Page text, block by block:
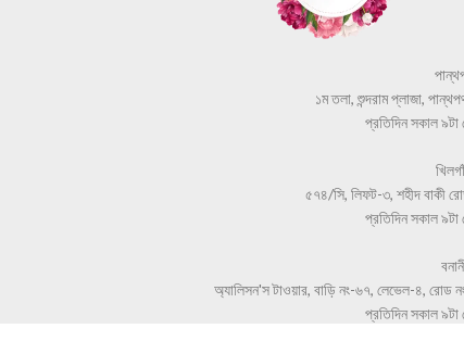
১ম তলা, শুন্দরাম প্লাজা,
প্রতিদিন সকাল ৯টা
৫৭৪/সি, লিফট-৩, শহীদ বাকী
প্রতিদিন সকাল ৯টা
অ্যালিসন'স টাওয়ার, বাড়ি নং-৬৭, লেভেল-৪, রোড
প্রতিদিন সকাল ৯টা